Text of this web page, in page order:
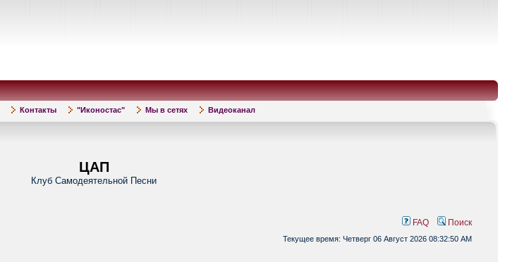
Контакты "Иконостас" Мы в сетях Видеоканал
ЦАП
Клуб Самодеятельной Песни
FAQ Поиск
Текущее время: Четверг 06 Август 2026 08:32:50 AM